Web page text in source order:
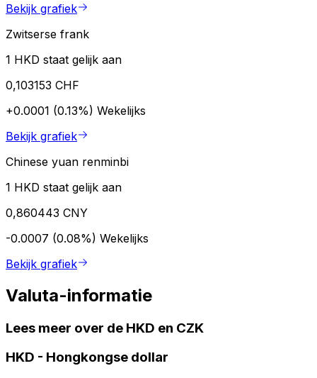
Bekijk grafiek
Zwitserse frank
1 HKD staat gelijk aan
0,103153 CHF
+0.0001 (0.13%) Wekelijks
Bekijk grafiek
Chinese yuan renminbi
1 HKD staat gelijk aan
0,860443 CNY
-0.0007 (0.08%) Wekelijks
Bekijk grafiek
Valuta-informatie
Lees meer over de HKD en CZK
HKD - Hongkongse dollar